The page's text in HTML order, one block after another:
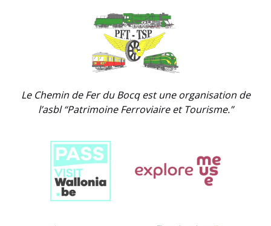
Le Chemin de Fer du Bocq est une organisation de
l’asbl “Patrimoine Ferroviaire et Tourisme.”